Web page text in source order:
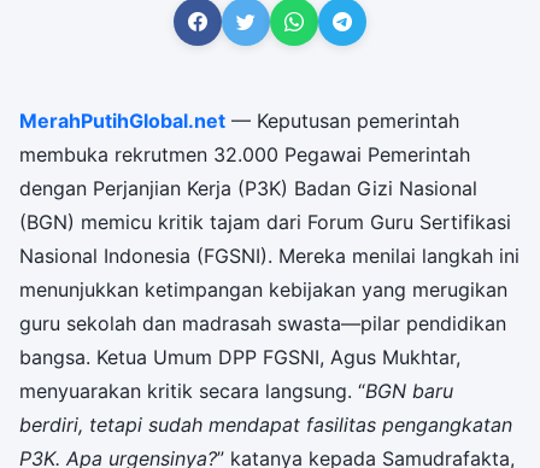
MerahPutihGlobal.net — Keputusan pemerintah
membuka rekrutmen 32.000 Pegawai Pemerintah
dengan Perjanjian Kerja (P3K) Badan Gizi Nasional
(BGN) memicu kritik tajam dari Forum Guru Sertifikasi
Nasional Indonesia (FGSNI). Mereka menilai langkah ini
menunjukkan ketimpangan kebijakan yang merugikan
guru sekolah dan madrasah swasta—pilar pendidikan
bangsa. Ketua Umum DPP FGSNI, Agus Mukhtar,
menyuarakan kritik secara langsung. “BGN baru
berdiri, tetapi sudah mendapat fasilitas pengangkatan
P3K. Apa urgensinya?” katanya kepada Samudrafakta,